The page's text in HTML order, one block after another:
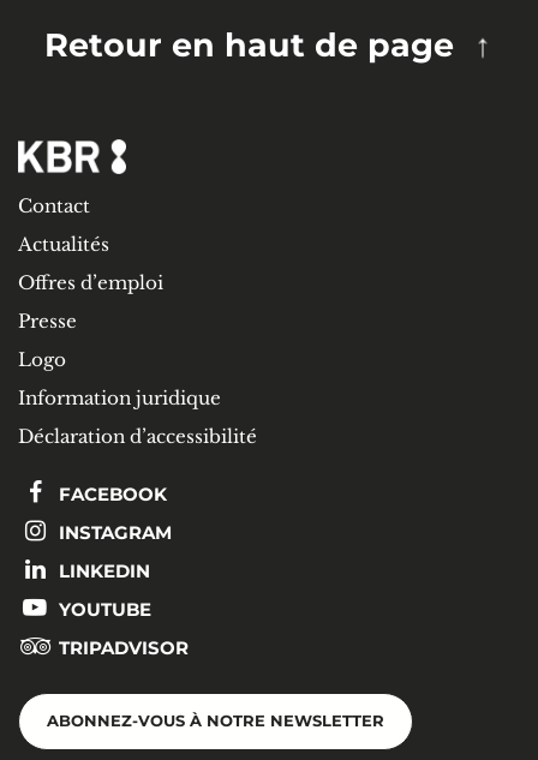
Retour en haut de page
Contact
Actualités
Offres d’emploi
Presse
Logo
Information juridique
Déclaration d’accessibilité
FACEBOOK
INSTAGRAM
LINKEDIN
YOUTUBE
TRIPADVISOR
ABONNEZ-VOUS À NOTRE NEWSLETTER